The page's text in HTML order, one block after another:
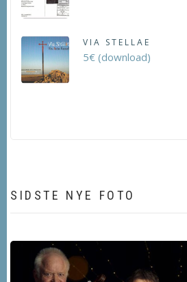
VIA STELLAE
5€ (download)
SIDSTE NYE FOTO